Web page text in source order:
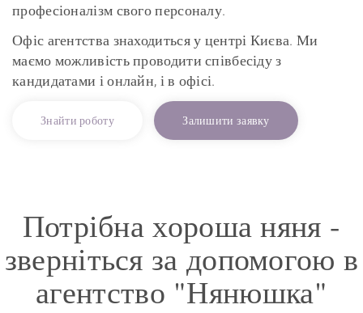
професіоналізм свого персоналу.
Офіс агентства знаходиться у центрі Києва. Ми
маємо можливість проводити співбесіду з
кандидатами і онлайн, і в офісі.
Знайти роботу Залишити заявку
Потрібна хороша няня -
зверніться за допомогою в
агентство "Нянюшка"